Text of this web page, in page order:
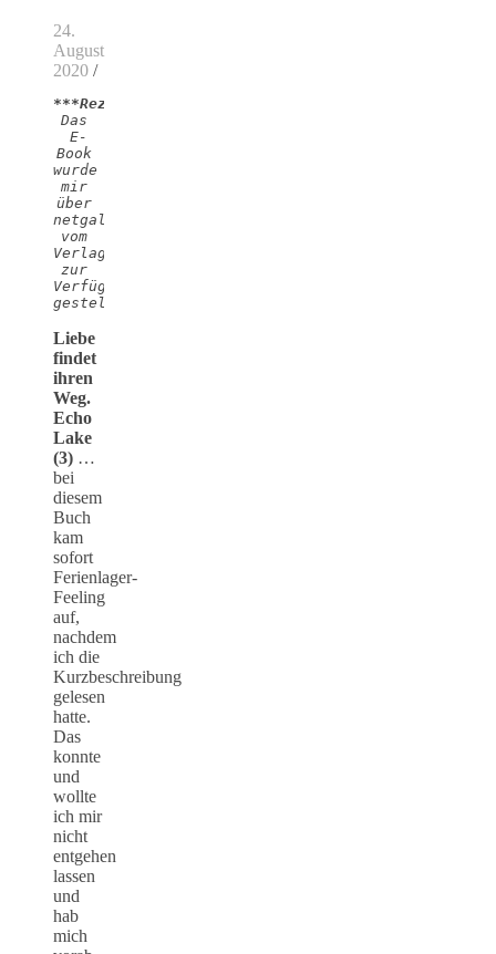
24.
August
2020 /
***Rezensionsexemplar***
Das
E-
Book
wurde
mir
über
netgalley
vom
Verlag
zur
Verfügung
Liebe
findet
ihren
Weg.
Echo
Lake
(3) …
bei
diesem
Buch
kam
sofort
Ferienlager-
Feeling
auf,
nachdem
ich die
Kurzbeschreibung
gelesen
hatte.
Das
konnte
und
wollte
ich mir
nicht
entgehen
lassen
und
hab
mich